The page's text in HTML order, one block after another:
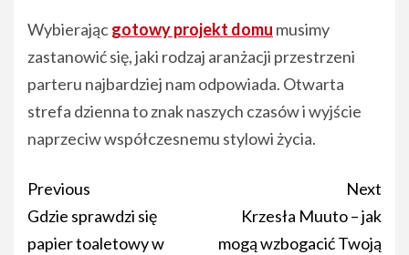
Wybierającgotowy projekt domu musimy
zastanowić się, jaki rodzaj aranżacji przestrzeni
parteru najbardziej nam odpowiada. Otwarta
strefa dzienna to znak naszych czasów i wyjście
naprzeciw współczesnemu stylowi życia.
Post
navigation
Previous
Gdzie sprawdzi się
papier toaletowy w
Next
Krzesła Muuto – jak
mogą wzbogacić Twoją